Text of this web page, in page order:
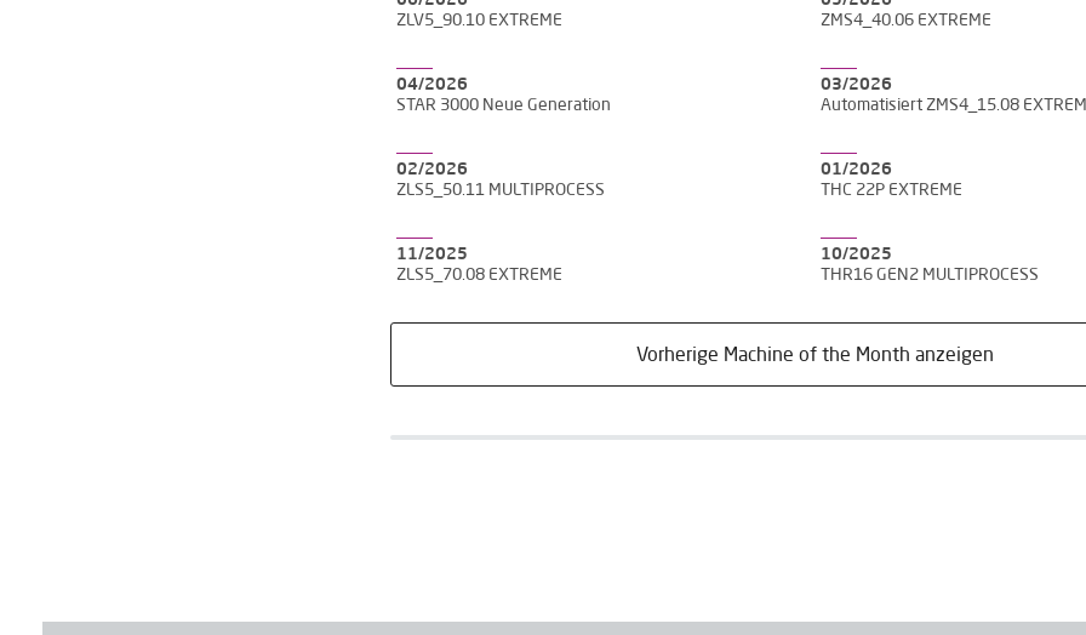
ZLV5_90.10 EXTREME
ZMS4_40.06 EXTREME
04/2026
STAR 3000 Neue Generation
03/2026
Automatisiert ZMS4_15.08
02/2026
ZLS5_50.11 MULTIPROCESS
01/2026
THC 22P EXTREME
11/2025
ZLS5_70.08 EXTREME
10/2025
THR16 GEN2 MULTIPROCESS
Vorherige Machine of the Month anzeigen